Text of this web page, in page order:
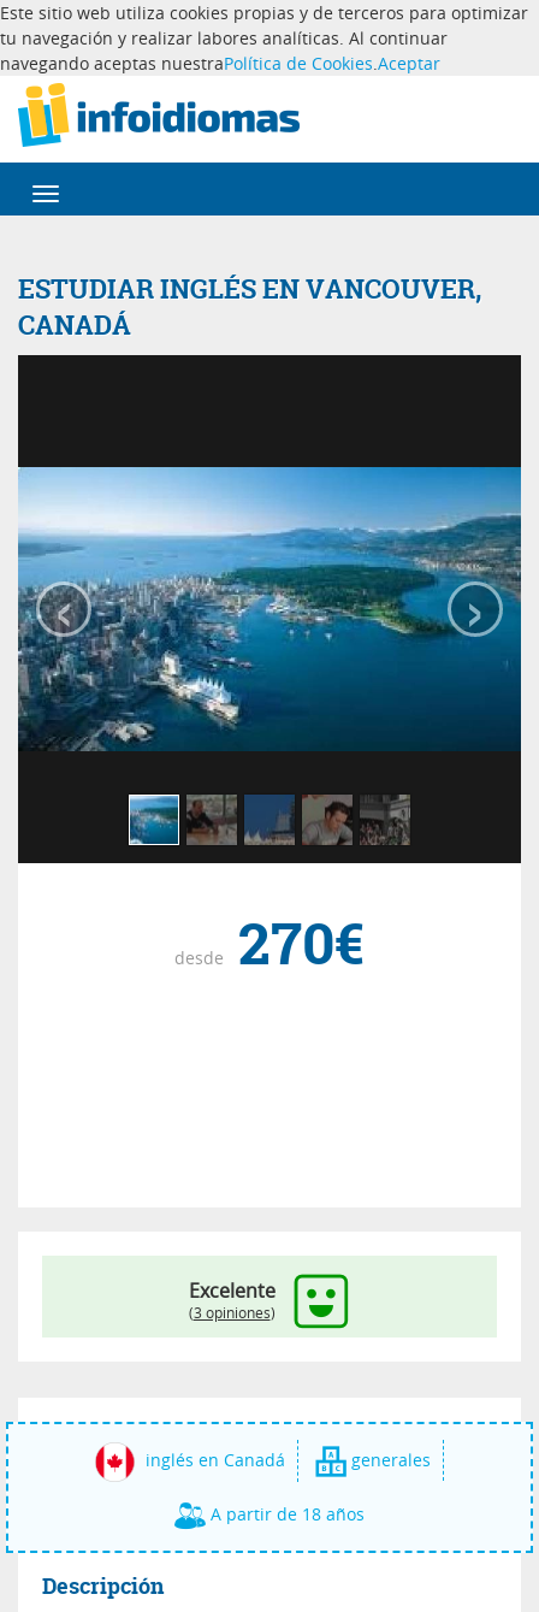
Este sitio web utiliza cookies propias y de terceros para optimizar
tu navegación y realizar labores analíticas. Al continuar
navegando aceptas nuestraPolítica de Cookies.Aceptar
Desplegar
navegación
ESTUDIAR INGLÉS EN VANCOUVER,
CANADÁ
‹ ›
desde 270€
Excelente
(3 opiniones)
inglés en Canadá generales
A partir de 18 años
Descripción